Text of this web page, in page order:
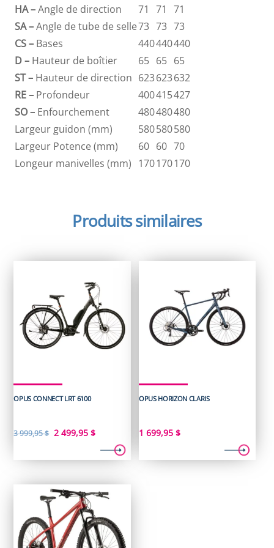
HA –Angle de direction 71 71
71
SA –Angle de tube de selle73 73 73
CS – Bases 440440440
D – Hauteur de boîtier 65 65 65
ST – Hauteur de direction 623623632
RE – Profondeur 400415427
SO – Enfourchement 480480480
Largeur guidon (mm)
580580580
Largeur Potence (mm)
60 60 70
Longeur manivelles (mm) 170170170
Produits similaires
OPUS CONNECT LRT 6100
3 999,95$ Le
initial
3
999,95 $.
2 499,95$Le
prix
actuel
2
OPUS HORIZON CLARIS
1 699,95 $